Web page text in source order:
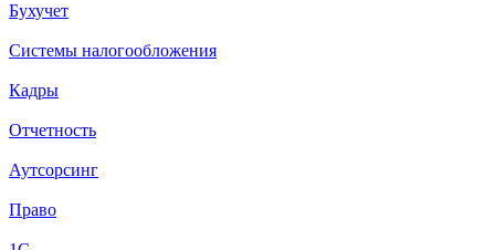
Бухучет
Системы налогообложения
Кадры
Отчетность
Аутсорсинг
Право